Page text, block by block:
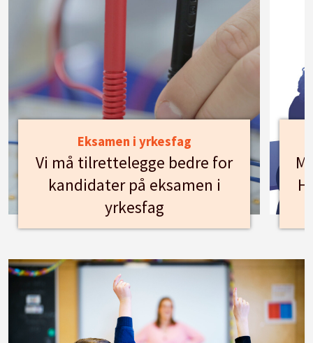
Eksamen i yrkesfag
Vi må tilrettelegge bedre for
kandidater på eksamen i
yrkesfag